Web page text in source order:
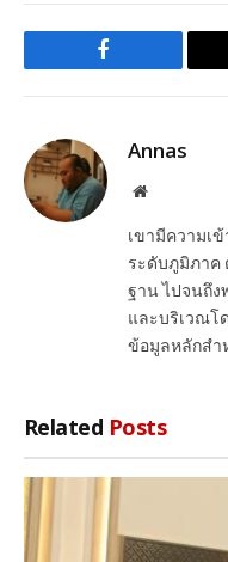
Facebook
Annas
Website
เขามีความเ
ระดับภูมิภาค
ฐาน ไปจนถึง
และบริเวณโ
ข้อมูลหลักสำ
Related Posts